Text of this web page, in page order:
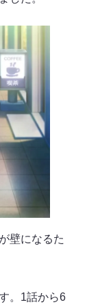
壁になるた
。1話から6